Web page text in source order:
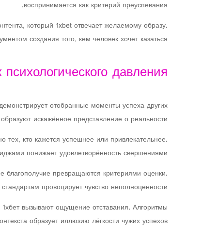
воспринимается как критерий преуспевания.
который 1xbet отвечает желаемому образу.
создания того, кем человек хочет казаться.
давления
отобранные моменты успеха других
искажённое представление о реальности.
кто кажется успешнее или привлекательнее.
понижает удовлетворённость свершениями.
превращаются критериями оценки.
провоцирует чувство неполноценности.
вызывают ощущение отставания. Алгоритмы
образует иллюзию лёгкости чужих успехов.